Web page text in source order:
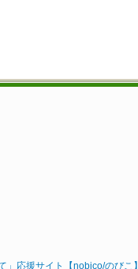
」応援サイト【nobico/のびこ】